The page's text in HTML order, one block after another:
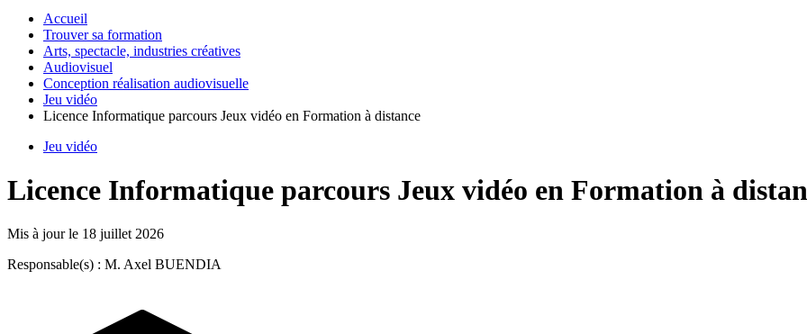
Accueil
Trouver sa formation
Arts, spectacle, industries créatives
Audiovisuel
Conception réalisation audiovisuelle
Jeu vidéo
Licence Informatique parcours Jeux vidéo en Formation à distance
Jeu vidéo
Licence Informatique parcours Jeux vidéo en Formation à
Mis à jour le 18 juillet 2026
Responsable(s) : M. Axel BUENDIA